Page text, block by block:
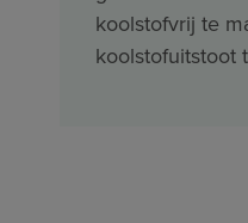
koolstofvrij te
koolstofuitstoot